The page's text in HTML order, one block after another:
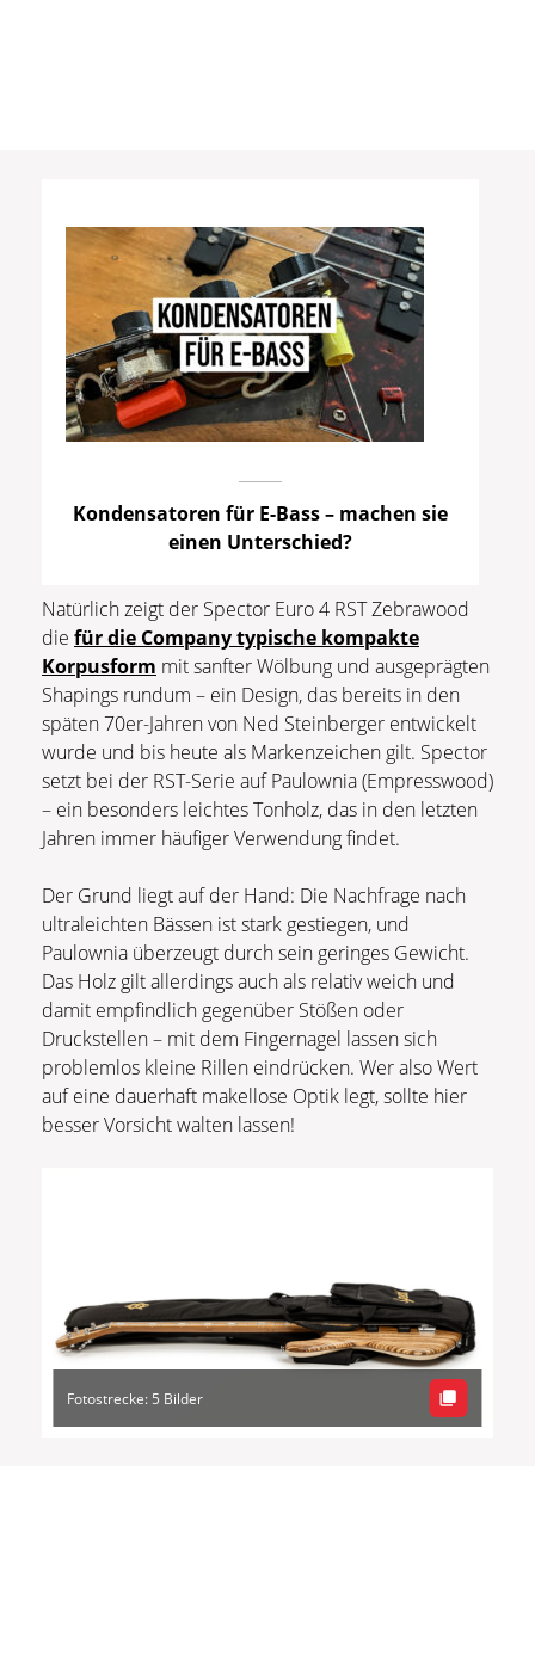
Kondensatoren für E-Bass – machen sie
einen Unterschied?
Natürlich zeigt der Spector Euro 4 RST Zebrawood
die für die Company typische kompakte
Korpusform mit sanfter Wölbung und ausgeprägten
Shapings rundum – ein Design, das bereits in den
späten 70er-Jahren von Ned Steinberger entwickelt
wurde und bis heute als Markenzeichen gilt. Spector
setzt bei der RST-Serie auf Paulownia (Empresswood)
– ein besonders leichtes Tonholz, das in den letzten
Jahren immer häufiger Verwendung findet.
Der Grund liegt auf der Hand: Die Nachfrage nach
ultraleichten Bässen ist stark gestiegen, und
Paulownia überzeugt durch sein geringes Gewicht.
Das Holz gilt allerdings auch als relativ weich und
damit empfindlich gegenüber Stößen oder
Druckstellen – mit dem Fingernagel lassen sich
problemlos kleine Rillen eindrücken. Wer also Wert
auf eine dauerhaft makellose Optik legt, sollte hier
besser Vorsicht walten lassen!
Fotostrecke: 5 Bilder